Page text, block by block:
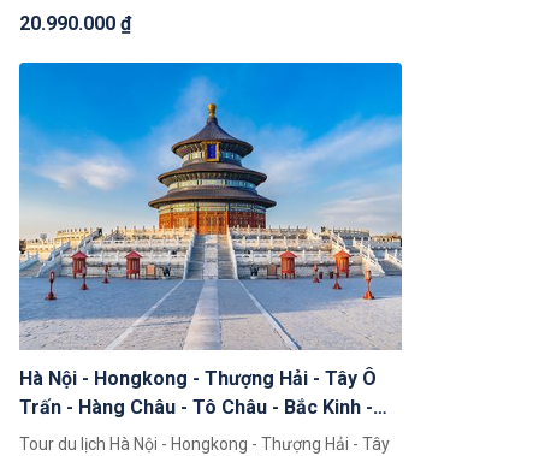
khách những trải nghiệm tuyệt vời. Trong hành
trình này du khách có thể chiêm ngưỡng toàn cảnh
đất nước Trung Hoa rộng lớn, khám phá một loạt 4
thành phố nổi tiếng là Bắc Kinh, Thượng Hải, Hàng
20.990.000 ₫
Hà Nội - Hongkong - Thượng Hải - Tây Ô
Trấn - Hàng Châu - Tô Châu - Bắc Kinh -
Hongkong - Hà Nội (8N7Đ)
Tour du lịch Hà Nội - Hongkong - Thượng Hải - Tây